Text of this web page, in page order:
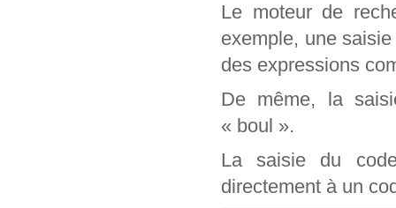
Le moteur de
exemple, une
des expressions
De même, la
« boul ».
La saisie du
directement à un